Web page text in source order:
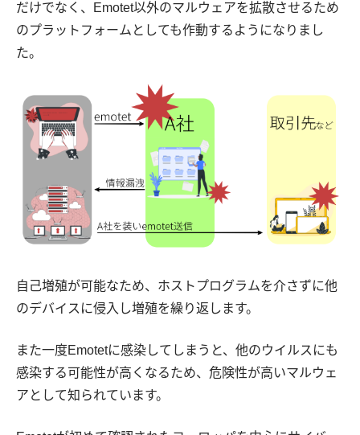
だけでなく、Emotet以外のマルウェアを拡散させるため
のプラットフォームとしても作動するようになりまし
た。
​​自己増殖が可能なため、ホストプログラムを介さずに他
のデバイスに侵入し増殖を繰り返します。
また一度Emotetに感染してしまうと、他のウイルスにも
感染する可能性が高くなるため、危険性が高いマルウェ
アとして知られています。